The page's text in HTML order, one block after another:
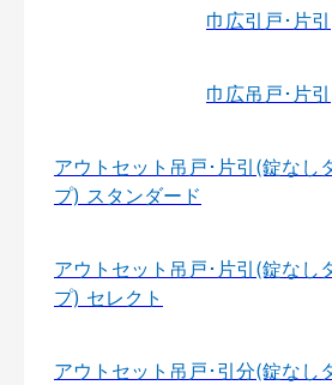
巾広引戸･片引
巾広吊戸･片引
アウトセット吊戸･片引(錠なし
プ) スタンダード
アウトセット吊戸･片引(錠なし
プ) セレクト
アウトセット吊戸･引分(錠なし